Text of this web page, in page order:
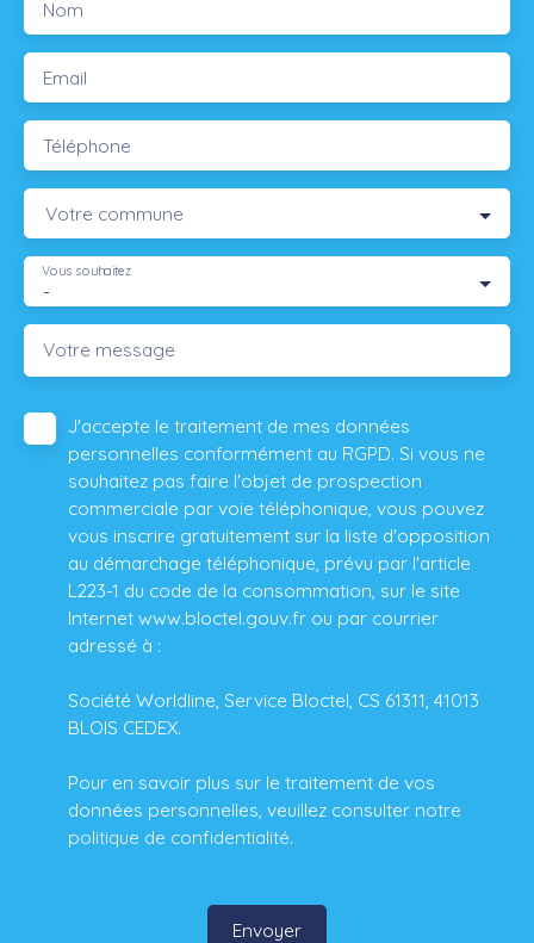
Nom
Email
Téléphone
Votre commune
-
Vous souhaitez
Votre message
J'accepte le traitement de mes données
personnelles conformément au RGPD. Si vous ne
souhaitez pas faire l'objet de prospection
commerciale par voie téléphonique, vous pouvez
vous inscrire gratuitement sur la liste d'opposition
au démarchage téléphonique, prévu par l'article
L223-1 du code de la consommation, sur le site
Internet www.bloctel.gouv.fr ou par courrier
adressé à :
Société Worldline, Service Bloctel, CS 61311, 41013
BLOIS CEDEX.
Pour en savoir plus sur le traitement de vos
données personnelles, veuillez consulter notre
politique de confidentialité.
Envoyer